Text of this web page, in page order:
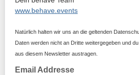
www.behave.events
Natürlich halten wir uns an die geltenden
Daten werden nicht an Dritte weitergegeben und
aus diesem Newsletter austragen.
Email Addresse